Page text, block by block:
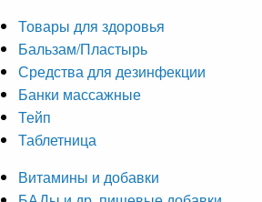
Товары для здоровья
Бальзам/Пластырь
Средства для дезинфекции
Банки массажные
Тейп
Таблетница
Витамины и добавки